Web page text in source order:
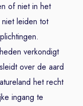
of niet in het
leiden tot
verkondigt
over de aard
het recht
ingang te